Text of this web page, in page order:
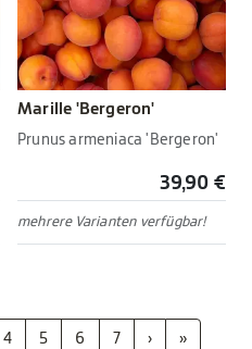
Marille 'Bergeron'
Prunus armeniaca 'Bergeron'
39,90 €
mehrere Varianten verfügbar!
4 5 6 7 › »